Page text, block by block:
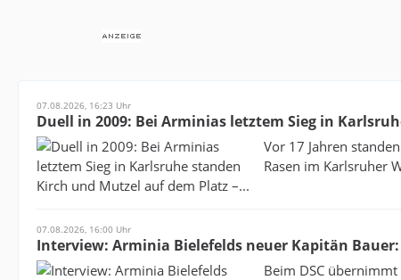
07.08.2026, 16:23 Uhr
Duell in 2009: Bei Arminias letztem Sieg in
Vor 17 Jahren
Rasen im Karlsruher
07.08.2026, 16:00 Uhr
Interview: Arminia Bielefelds neuer Kapitän
Beim DSC